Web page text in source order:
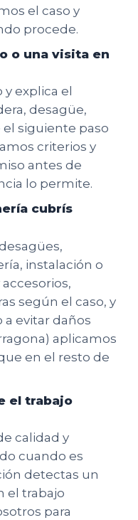
el caso y
procede.
o una visita en
explica el
desagüe,
el siguiente paso
criterios y
antes de
lo permite.
cubrís
instalación o
según el caso, y
evitar daños
aplicamos
en el resto de
el trabajo
calidad y
cuando es
detectas un
el trabajo
para